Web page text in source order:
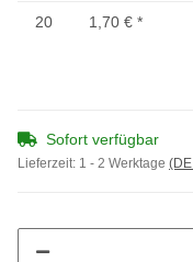
20 1,70 € *
Sofort verfügbar
Lieferzeit: 1 - 2 Werktage